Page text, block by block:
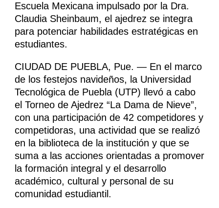
Escuela Mexicana impulsado por la Dra.
Claudia Sheinbaum, el ajedrez se integra
para potenciar habilidades estratégicas en
estudiantes.
CIUDAD DE PUEBLA, Pue. — En el marco
de los festejos navideños, la Universidad
Tecnológica de Puebla (UTP) llevó a cabo
el Torneo de Ajedrez “La Dama de Nieve”,
con una participación de 42 competidores y
competidoras, una actividad que se realizó
en la biblioteca de la institución y que se
suma a las acciones orientadas a promover
la formación integral y el desarrollo
académico, cultural y personal de su
comunidad estudiantil.